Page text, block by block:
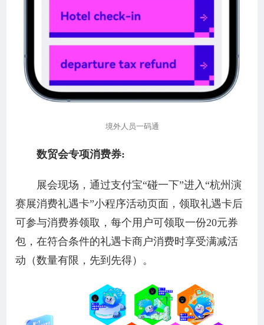
境外人员一码通
数贸会专项消费券:
展会现场，通过支付宝“碰一下”进入“杭州演
赛展消费礼遇卡”小程序活动页面，领取礼遇卡后
可参与消费券领取，每个用户可领取一份20元券
包，在符合条件的礼遇卡商户消费时享受满减活
动（数量有限，先到先得）。